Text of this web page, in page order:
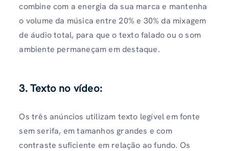
combine com a energia da sua marca e mantenha
o volume da música entre 20% e 30% da mixagem
de áudio total, para que o texto falado ou o som
ambiente permaneçam em destaque.
3. Texto no vídeo:
Os três anúncios utilizam texto legível em fonte
sem serifa, em tamanhos grandes e com
contraste suficiente em relação ao fundo. Os